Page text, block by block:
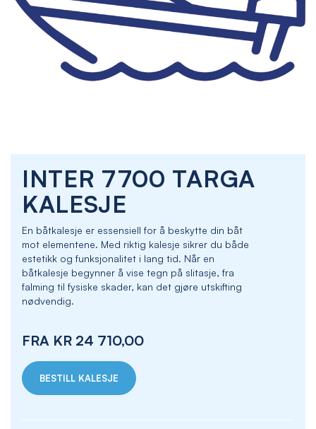
INTER 7700 TARGA
KALESJE
En båtkalesje er essensiell for å beskytte din båt
mot elementene. Med riktig kalesje sikrer du både
estetikk og funksjonalitet i lang tid. Når en
båtkalesje begynner å vise tegn på slitasje, fra
falming til fysiske skader, kan det gjøre utskifting
nødvendig.
FRA KR 24 710,00
BESTILL KALESJE
the
beginning
the
images
gallery